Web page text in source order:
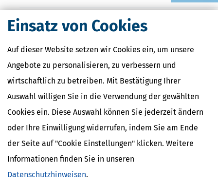
Einsatz von Cookies
Auf dieser Website setzen wir Cookies ein, um unsere
Angebote zu personalisieren, zu verbessern und
wirtschaftlich zu betreiben. Mit Bestätigung Ihrer
Auswahl willigen Sie in die Verwendung der gewählten
Cookies ein. Diese Auswahl können Sie jederzeit ändern
oder Ihre Einwilligung widerrufen, indem Sie am Ende
der Seite auf "Cookie Einstellungen" klicken. Weitere
Informationen finden Sie in unseren
Datenschutzhinweisen.
Kühleweinstraße 4, 39106,Magdeburg
Merseburg
Sperling und Zacher
Preußerstraße 18, 06217,Merseburg
Details
Mücheln
Monika Lindner und Heike Belz
Details
Naumburg